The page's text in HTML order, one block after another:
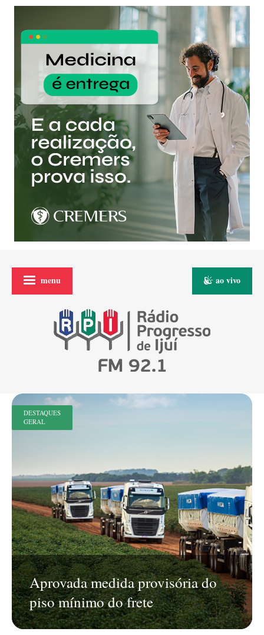
menu ao vivo
DESTAQUES
GERAL
Aprovada medida provisória do
piso mínimo do frete